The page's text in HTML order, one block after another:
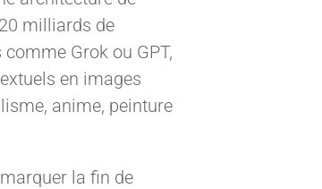
milliards de
Grok ou GPT,
en images
anime, peinture
la fin de